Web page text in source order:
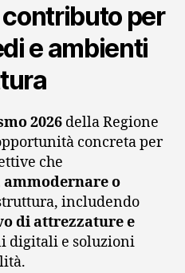
contributo per
e ambienti
2026 della Regione
concreta per
che
o
includendo
di attrezzature e
digitali e soluzioni